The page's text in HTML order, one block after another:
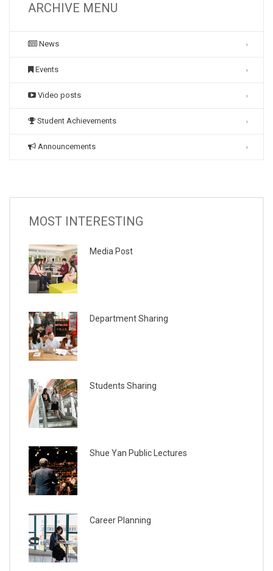
ARCHIVE MENU
News
Events
Video posts
Student Achievements
Announcements
MOST INTERESTING
Media Post
Department Sharing
Students Sharing
Shue Yan Public Lectures
Career Planning